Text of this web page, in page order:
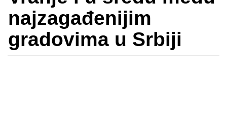
najzagađenijim
gradovima u Srbiji